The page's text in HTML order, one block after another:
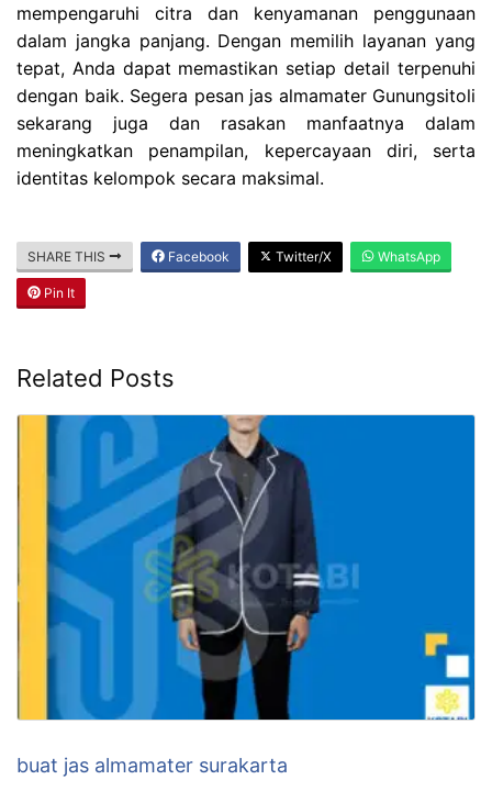
mempengaruhi citra dan kenyamanan penggunaan
dalam jangka panjang. Dengan memilih layanan yang
tepat, Anda dapat memastikan setiap detail terpenuhi
dengan baik. Segera pesan jas almamater Gunungsitoli
sekarang juga dan rasakan manfaatnya dalam
meningkatkan penampilan, kepercayaan diri, serta
identitas kelompok secara maksimal.
SHARE THIS Facebook Twitter/X WhatsApp
Pin It
Related Posts
buat jas almamater surakarta